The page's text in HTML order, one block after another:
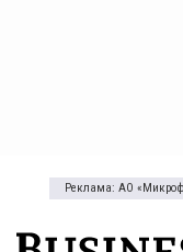
Реклама: АО